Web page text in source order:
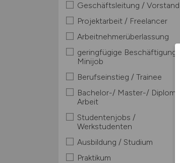
Geschäftsleitung / Vorstand
Projektarbeit / Freelancer
Arbeitnehmerüberlassung
geringfügige Beschäftigung /
Minijob
Berufseinstieg / Trainee
Bachelor-/ Master-/ Diplom-
Arbeit
Studentenjobs /
Werkstudenten
Ausbildung / Studium
Praktikum